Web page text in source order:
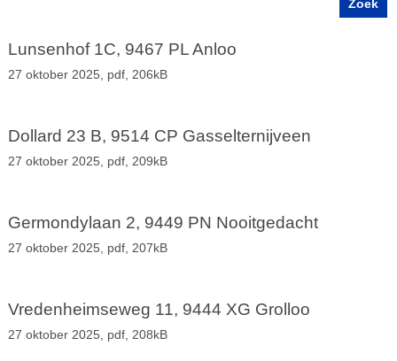
Lunsenhof 1C, 9467 PL Anloo
27 oktober 2025, pdf, 206kB
Dollard 23 B, 9514 CP Gasselternijveen
27 oktober 2025, pdf, 209kB
Germondylaan 2, 9449 PN Nooitgedacht
27 oktober 2025, pdf, 207kB
Vredenheimseweg 11, 9444 XG Grolloo
27 oktober 2025, pdf, 208kB